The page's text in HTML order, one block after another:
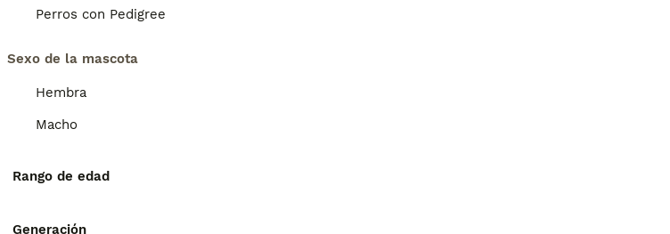
Perros con Pedigree
Sexo de la mascota
Hembra
Macho
Rango de edad
Generación